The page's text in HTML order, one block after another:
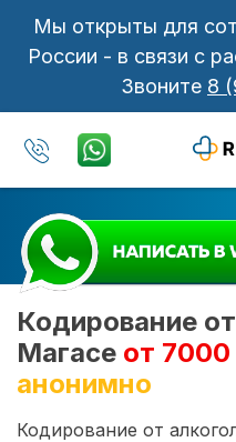
Мы открыты для
России - в связи с
Звоните 8
Кодирование
Магасе от 7000
анонимно
Кодирование от